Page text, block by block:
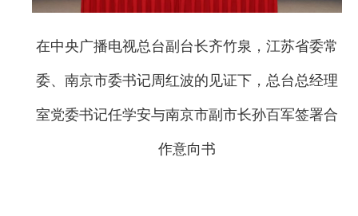
在中央广播电视总台副台长齐竹泉，江苏省委常
委、南京市委书记周红波的见证下，总台总经理
室党委书记任学安与南京市副市长孙百军签署合
作意向书